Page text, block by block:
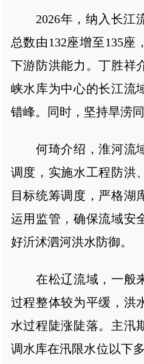
2026年，纳入长江
总数由132座增至135座
下游防洪能力。丁胜祥
峡水库为中心的长江流
错峰。同时，坚持旱涝同
何琦介绍，淮河流
调度，实施水工程防洪
目标统筹调度，严格湖
运用监管，确保流域安
好沂沭泗河洪水防御。
在松辽流域，一般
过程整体较为平缓，洪
水过程陡涨陡落。主汛
调水库在汛限水位以下